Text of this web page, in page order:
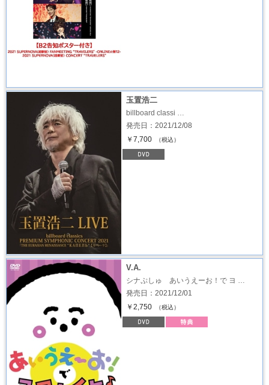
玉置浩二
billboard classi …
発売日：2021/12/08
￥7,700
（税込）
V.A.
シナぷしゅ あいうえーお！で ヨ …
発売日：2021/12/01
￥2,750
（税込）